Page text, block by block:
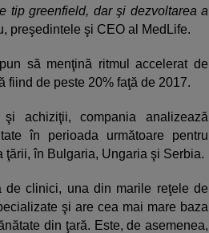
tip greenfield, dar şi dezvoltarea a
preşedintele şi CEO al MedLife.
să menţină ritmul accelerat de
fiind de peste 20% faţă de 2017.
achiziţii, compania analizează
în perioada următoare pentru
în Bulgaria, Ungaria şi Serbia.
de clinici, una din marile reţele de
şi are cea mai mare baza
din ţară. Este, de asemenea,